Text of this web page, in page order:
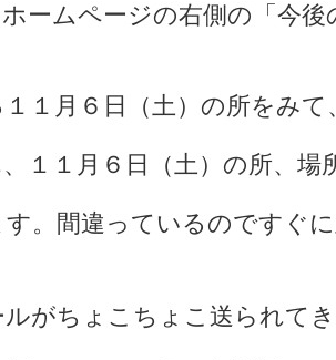
ームページの右側の「今
１月６日（土）の所をみて
、１１月６日（土）の所、
。間違っているのですぐ
ルがちょこちょこ送られて